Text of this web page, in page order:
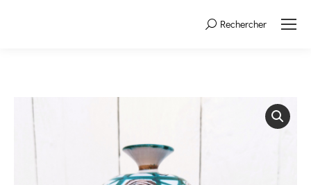
Search:Rechercher